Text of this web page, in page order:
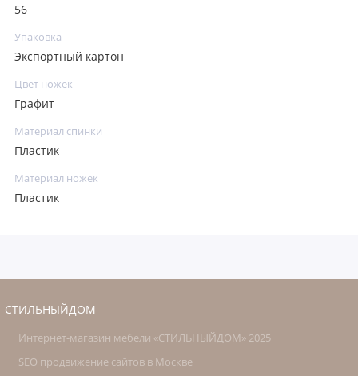
56
Упаковка
Экспортный картон
Цвет ножек
Графит
Материал спинки
Пластик
Материал ножек
Пластик
СТИЛЬНЫЙДОМ
Интернет-магазин мебели «СТИЛЬНЫЙДОМ» 2025
SEO продвижение сайтов в Москве